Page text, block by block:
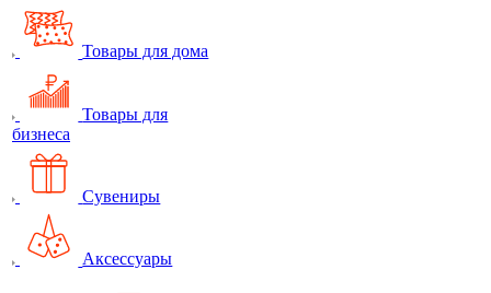
Товары для дома
Товары для
бизнеса
Сувениры
Аксессуары